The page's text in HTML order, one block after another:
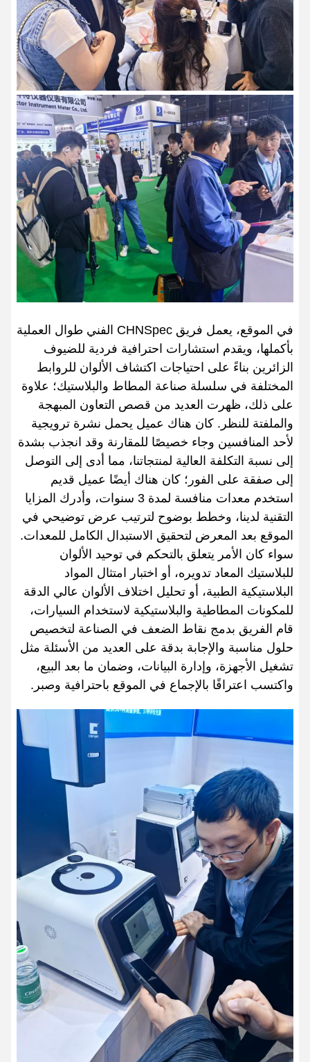
في الموقع، يعمل فريق CHNSpec الفني طوال العملية
بأكملها، ويقدم استشارات احترافية فردية للضيوف
الزائرين بناءً على احتياجات اكتشاف الألوان للروابط
المختلفة في سلسلة صناعة المطاط والبلاستيك؛ علاوة
على ذلك، ظهرت العديد من قصص التعاون المبهجة
والملفتة للنظر. كان هناك عميل يحمل نشرة ترويجية
لأحد المنافسين وجاء خصيصًا للمقارنة وقد انجذب بشدة
إلى نسبة التكلفة العالية لمنتجاتنا، مما أدى إلى التوصل
إلى صفقة على الفور؛ كان هناك أيضًا عميل قديم
استخدم معدات منافسة لمدة 3 سنوات، وأدرك المزايا
التقنية لدينا، وخطط بوضوح لترتيب عرض توضيحي في
الموقع بعد المعرض لتحقيق الاستبدال الكامل للمعدات.
سواء كان الأمر يتعلق بالتحكم في توحيد الألوان
للبلاستيك المعاد تدويره، أو اختبار امتثال المواد
البلاستيكية الطبية، أو تحليل اختلاف الألوان عالي الدقة
للمكونات المطاطية والبلاستيكية لاستخدام السيارات،
قام الفريق بدمج نقاط الضعف في الصناعة لتخصيص
حلول مناسبة والإجابة بدقة على العديد من الأسئلة مثل
تشغيل الأجهزة، وإدارة البيانات، وضمان ما بعد البيع،
واكتسب اعترافًا بالإجماع في الموقع باحترافية وصبر.